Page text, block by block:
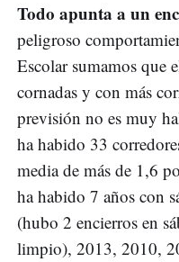
Todo apunta a un
peligroso
Escolar sumamos que
cornadas y con más
previsión no es muy
ha habido 33
media de más de 1,6
ha habido 7 años con
(hubo 2 encierros en
limpio), 2013, 2010,